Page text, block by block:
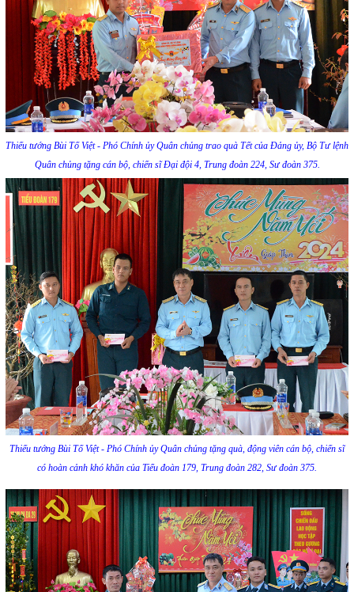
Thiếu tướng Bùi Tố Việt - Phó Chính ủy Quân chủng trao quà Tết của Đảng ủy, Bộ Tư lệnh
Quân chủng tặng cán bộ, chiến sĩ Đại đội 4, Trung đoàn 224, Sư đoàn 375.
Thiếu tướng Bùi Tố Việt - Phó Chính ủy Quân chủng tặng quà, động viên cán bộ, chiến sĩ
có hoàn cảnh khó khăn của Tiểu đoàn 179, Trung đoàn 282, Sư đoàn 375.